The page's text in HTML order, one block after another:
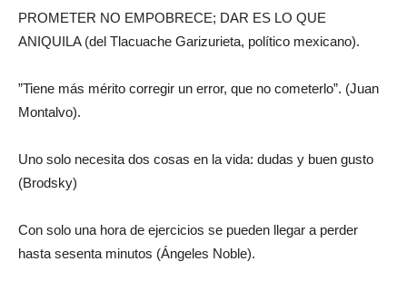
PROMETER NO EMPOBRECE; DAR ES LO QUE
ANIQUILA (del Tlacuache Garizurieta, político mexicano).
”Tiene más mérito corregir un error, que no cometerlo”. (Juan
Montalvo).
Uno solo necesita dos cosas en la vida: dudas y buen gusto
(Brodsky)
Con solo una hora de ejercicios se pueden llegar a perder
hasta sesenta minutos (Ángeles Noble).